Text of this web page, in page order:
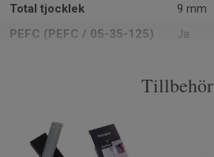
Total tjocklek
9 mm
PEFC (PEFC / 05-35-125)
Ja
7
bostadsmiljö
Låssystem
Tillbehör